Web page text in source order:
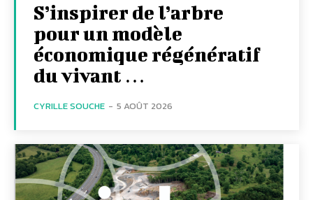
S’inspirer de l’arbre
pour un modèle
économique régénératif
du vivant …
CYRILLE SOUCHE - 5 AOÛT 2026